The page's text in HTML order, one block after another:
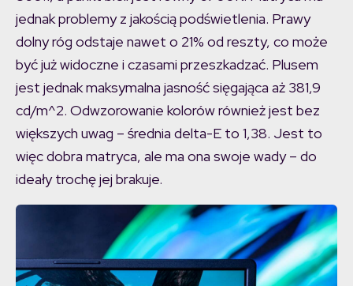
jednak problemy z jakością podświetlenia. Prawy
dolny róg odstaje nawet o 21% od reszty, co może
być już widoczne i czasami przeszkadzać. Plusem
jest jednak maksymalna jasność sięgająca aż 381,9
cd/m^2. Odwzorowanie kolorów również jest bez
większych uwag – średnia delta-E to 1,38. Jest to
więc dobra matryca, ale ma ona swoje wady – do
ideały trochę jej brakuje.